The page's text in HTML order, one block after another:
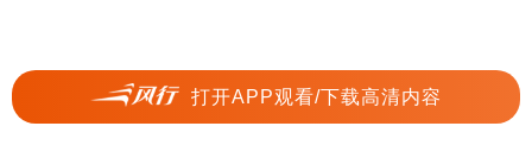
打开APP观看/下载高清内容